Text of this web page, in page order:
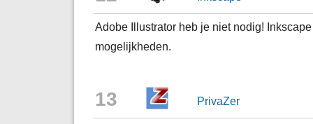
Adobe Illustrator heb je niet nodig!
mogelijkheden.
13 PrivaZer